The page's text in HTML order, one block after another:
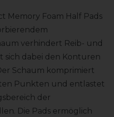
Memory Foam Half Pads
verhindert Reib- und
sich dabei den Konturen
Schaum komprimiert
Punkten und entlastet
der
Die Pads ermöglich